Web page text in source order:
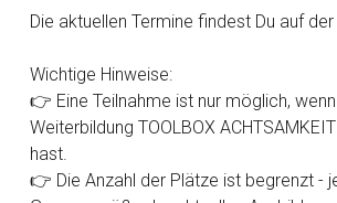
Die aktuellen Termine findest Du auf
Wichtige Hinweise:
👉 Eine Teilnahme ist nur möglich,
Weiterbildung TOOLBOX
hast.
👉 Die Anzahl der Plätze ist begrenzt -